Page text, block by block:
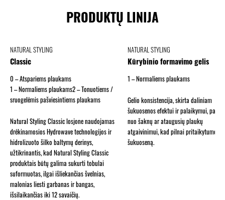
PRODUKTŲ LINIJA
NATURAL STYLING
Classic
0 – Atspariems plaukams
1 – Normaliems plaukams2 – Tonuotiems /
sruogelėmis pašviesintiems plaukams
Natural Styling Classic losjone naudojamas
drėkinamosios Hydrowave technologijos ir
hidrolizuoto šilko baltymų derinys,
užtikrinantis, kad Natural Styling Classic
produktais būtų galima sukurti tobulai
suformuotas, ilgai išliekančias švelnias,
malonias liesti garbanas ir bangas,
išsilaikančias iki 12 savaičių.
NATURAL STYLING
Kūrybinio formavimo gelis
1 – Normaliems plaukams
Gelio konsistencija, skirta daliniam
šukuosenos efektui ir palaikymui,
nuo šaknų ar ataugusių plaukų
atgaivinimui, kad pilnai pritaikytumėte
šukuoseną.